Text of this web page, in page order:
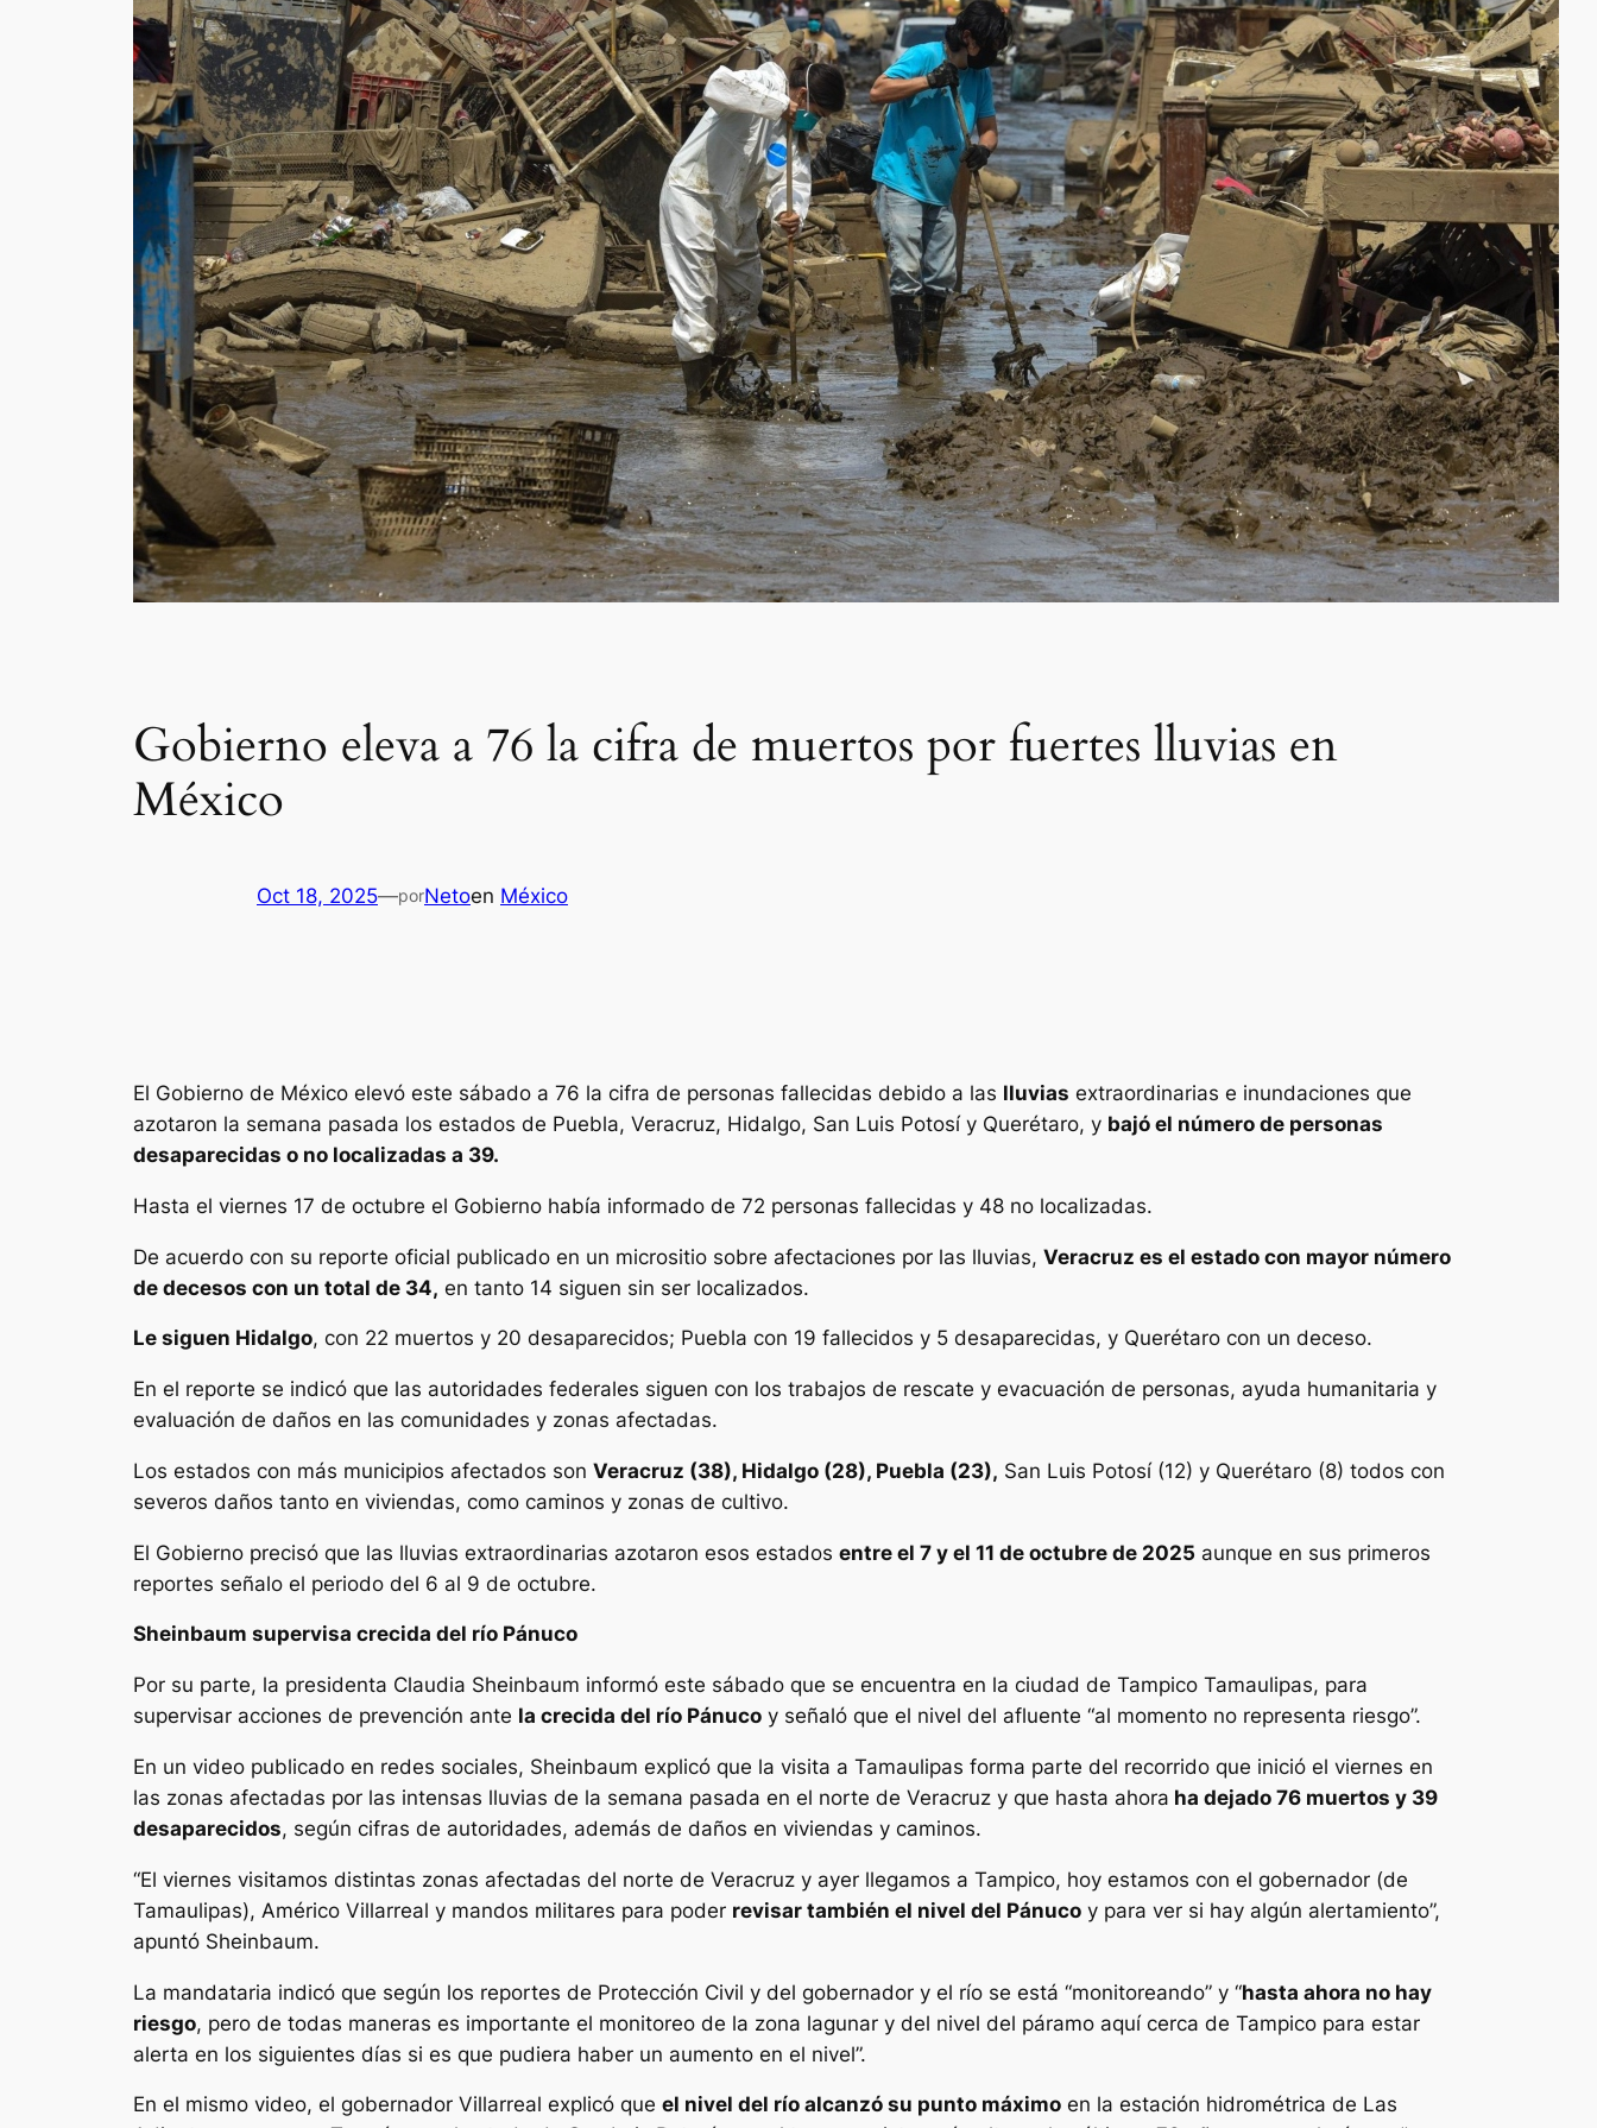
Gobierno eleva a 76 la cifra de muertos por fuertes lluvias en
México
Oct 18, 2025—porNetoen México
El Gobierno de México elevó este sábado a 76 la cifra de personas fallecidas debido a las lluvias extraordinarias e inundaciones que
azotaron la semana pasada los estados de Puebla, Veracruz, Hidalgo, San Luis Potosí y Querétaro, y bajó el número de personas
desaparecidas o no localizadas a 39.
Hasta el viernes 17 de octubre el Gobierno había informado de 72 personas fallecidas y 48 no localizadas.
De acuerdo con su reporte oficial publicado en un micrositio sobre afectaciones por las lluvias, Veracruz es el estado con mayor número
de decesos con un total de 34, en tanto 14 siguen sin ser localizados.
Le siguen Hidalgo, con 22 muertos y 20 desaparecidos; Puebla con 19 fallecidos y 5 desaparecidas, y Querétaro con un deceso.
En el reporte se indicó que las autoridades federales siguen con los trabajos de rescate y evacuación de personas, ayuda humanitaria y
evaluación de daños en las comunidades y zonas afectadas.
Los estados con más municipios afectados son Veracruz (38), Hidalgo (28), Puebla (23), San Luis Potosí (12) y Querétaro (8) todos con
severos daños tanto en viviendas, como caminos y zonas de cultivo.
El Gobierno precisó que las lluvias extraordinarias azotaron esos estados entre el 7 y el 11 de octubre de 2025 aunque en sus primeros
reportes señalo el periodo del 6 al 9 de octubre.
Sheinbaum supervisa crecida del río Pánuco
Por su parte, la presidenta Claudia Sheinbaum informó este sábado que se encuentra en la ciudad de Tampico Tamaulipas, para
supervisar acciones de prevención ante la crecida del río Pánuco y señaló que el nivel del afluente “al momento no representa riesgo”.
En un video publicado en redes sociales, Sheinbaum explicó que la visita a Tamaulipas forma parte del recorrido que inició el viernes en
las zonas afectadas por las intensas lluvias de la semana pasada en el norte de Veracruz y que hasta ahora ha dejado 76 muertos y 39
desaparecidos, según cifras de autoridades, además de daños en viviendas y caminos.
“El viernes visitamos distintas zonas afectadas del norte de Veracruz y ayer llegamos a Tampico, hoy estamos con el gobernador (de
Tamaulipas), Américo Villarreal y mandos militares para poder revisar también el nivel del Pánuco y para ver si hay algún alertamiento”,
apuntó Sheinbaum.
La mandataria indicó que según los reportes de Protección Civil y del gobernador y el río se está “monitoreando” y “hasta ahora no hay
riesgo, pero de todas maneras es importante el monitoreo de la zona lagunar y del nivel del páramo aquí cerca de Tampico para estar
alerta en los siguientes días si es que pudiera haber un aumento en el nivel”.
En el mismo video, el gobernador Villarreal explicó que el nivel del río alcanzó su punto máximo en la estación hidrométrica de Las